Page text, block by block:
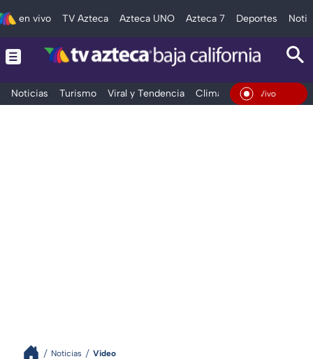
en vivo TV Azteca Azteca UNO Azteca 7 Deportes
Noticias Turismo Viral y Tendencia Clima Deportes
En Vivo
Noticias Video